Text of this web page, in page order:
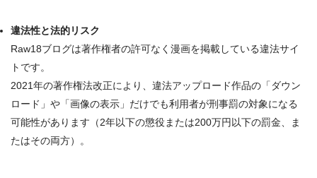
違法性と法的リスク
Raw18ブログは著作権者の許可なく漫画を掲載している違法サイ
ト です。
2021年の著作権法改正により、違法アップロード作品の「ダウン
ロード」や「画像の表示」だけでも利用者が刑事罰の対象になる
可能性があります（2年以下の懲役または200万円以下の罰金、ま
たはその両方）
。